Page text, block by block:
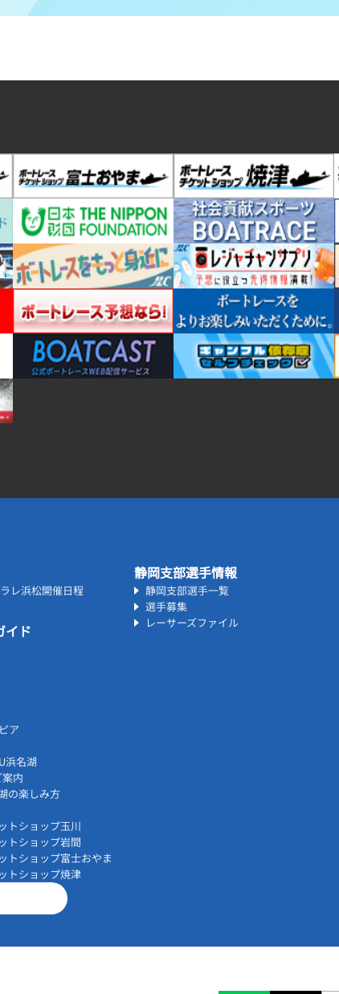
レ浜松開催日程
イド
ア
浜名湖
内
の楽しみ方
トショップ玉川
トショップ岩間
トショップ富士おやま
トショップ焼津
静岡支部選手情報
静岡支部選手一覧
選手募集
レーサーズファイル